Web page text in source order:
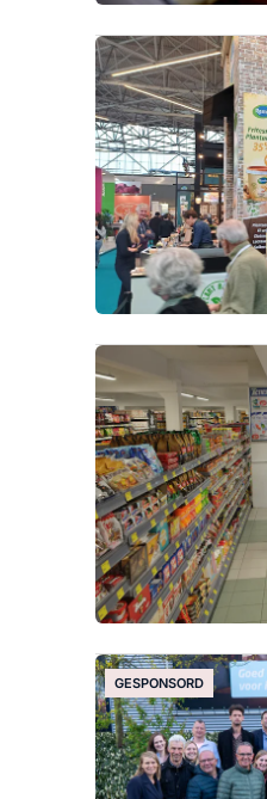
GESPONSORD